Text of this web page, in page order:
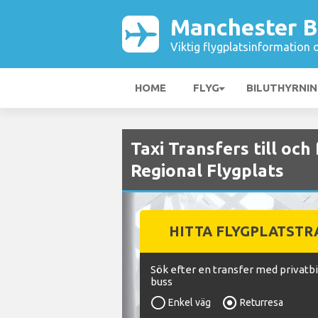
Manchester
Viktig flygplatsinformation
HOME FLYG
Taxi Transfers till
Regional Flygplats
HITTA
Sök efter en transfer med
buss
Enkel väg
Returresa